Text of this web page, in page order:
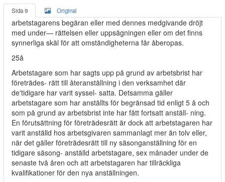
Sida 9 Original
arbetstagarens begäran eller med dennes medgivande dröjt
med under— rättelsen eller uppsägningen eller om det finns
synnerliga skäl för att omständigheterna får åberopas.
25å
Arbetstagare som har sagts upp på grund av arbetsbrist har
företrädes- rätt till återanställning i den verksamhet där
de'tidigare har varit syssel- satta. Detsamma gäller
arbetstagare som har anställts för begränsad tid enligt 5 å och
som på grund av arbetsbrist inte har fått fortsatt anställ- ning.
En förutsättning för företrädesrätt är dock att arbetstagaren har
varit anställd hos arbetsgivaren sammanlagt mer än tolv eller,
när det gäller företrädesrätt till ny säsonganställning för en
tidigare säsong- anställd arbetstagare, sex månader under de
senaste två åren och att arbetstagaren har tillräckliga
kvalifikationer för den nya anställningen.